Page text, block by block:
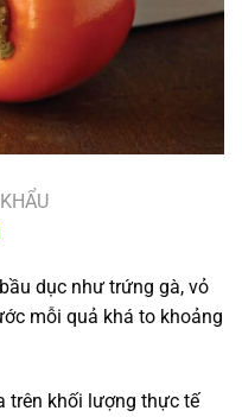
dục như trứng gà, vỏ
mỗi quả khá to khoảng
trên khối lượng thực tế